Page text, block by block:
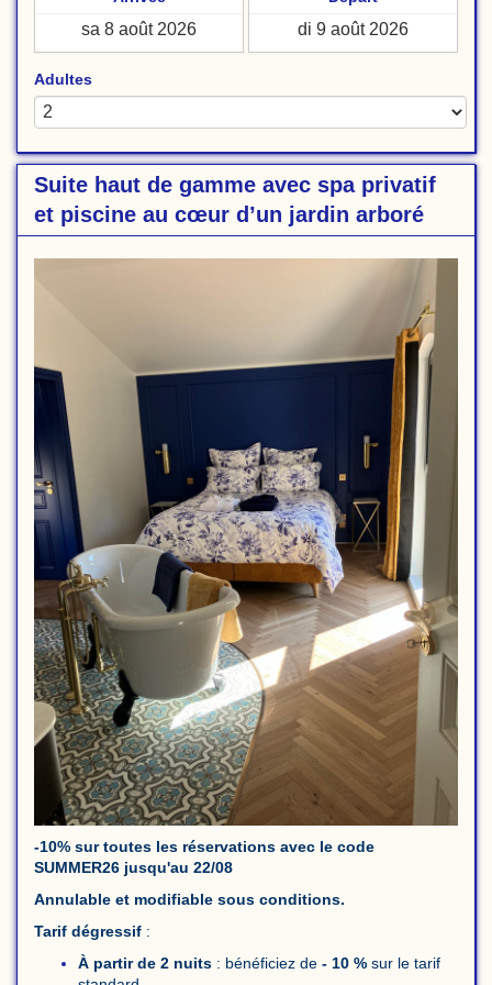
Adultes
Suite haut de gamme avec spa privatif
et piscine au cœur d’un jardin arboré
-10% sur toutes les réservations avec le code
SUMMER26 jusqu'au 22/08
Annulable et modifiable sous conditions.
Tarif dégressif :
À partir de 2 nuits : bénéficiez de - 10 % sur le tarif